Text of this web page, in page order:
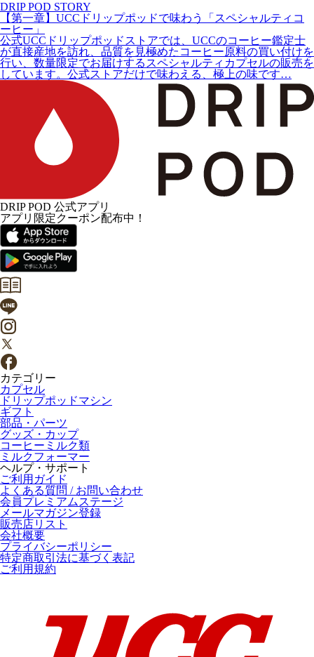
DRIP POD STORY
【第一章】UCCドリップポッドで味わう「スペシャルティコ
ーヒー」
公式UCCドリップポッドストアでは、UCCのコーヒー鑑定士
が直接産地を訪れ、品質を見極めたコーヒー原料の買い付けを
行い、数量限定でお届けするスペシャルティカプセルの販売を
しています。公式ストアだけで味わえる、極上の味です…
DRIP POD 公式アプリ
アプリ限定クーポン配布中！
カテゴリー
カプセル
ドリップポッドマシン
ギフト
部品・パーツ
グッズ・カップ
コーヒーミルク類
ミルクフォーマー
ヘルプ・サポート
ご利用ガイド
よくある質問 / お問い合わせ
会員プレミアムステージ
メールマガジン登録
販売店リスト
会社概要
プライバシーポリシー
特定商取引法に基づく表記
ご利用規約